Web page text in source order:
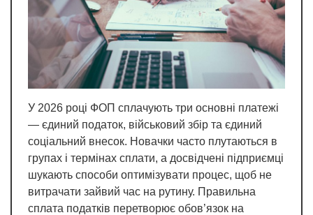
У 2026 році ФОП сплачують три основні платежі
— єдиний податок, військовий збір та єдиний
соціальний внесок. Новачки часто плутаються в
групах і термінах сплати, а досвідчені підприємці
шукають способи оптимізувати процес, щоб не
витрачати зайвий час на рутину. Правильна
сплата податків перетворює обов’язок на